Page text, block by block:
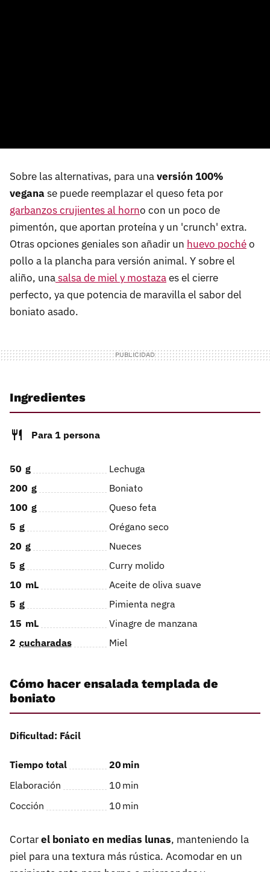
Sobre las alternativas, para unaversión 100%
veganase puede reemplazar el queso feta por
garbanzos crujientes al horno con un poco de
pimentón, que aportan proteína y un 'crunch' extra.
Otras opciones geniales son añadir un huevo pochéo
pollo a la plancha para versión animal. Y sobre el
aliño, unasalsa de miel y mostazaes el cierre
perfecto, ya que potencia de maravilla el sabor del
boniato asado.
Ingredientes
Para 1 persona
50 g
Lechuga
200 g
Boniato
100 g
Queso feta
5 g
Orégano seco
20 g
Nueces
5 g
Curry molido
10 mL
Aceite de oliva suave
5 g
Pimienta negra
15 mL
Vinagre de manzana
2 cucharadas Miel
Cómo hacer ensalada templada de
boniato
Dificultad: Fácil
Tiempo total 20 min
Elaboración
10 min
Cocción
10 min
Cortarel boniato en medias lunas, manteniendo la
piel para una textura más rústica. Acomodar en un